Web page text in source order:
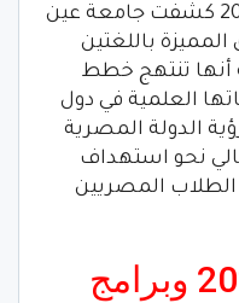
مع انطلاق تنسيق الكليات 2022 كشفت جامعة عين
باللغتين
أنها تنتهج خطط
العلمية في دول
الدولة المصرية
نحو استهداف
الطلاب المصريين
تنسيق الكليات 2022 وبرامج